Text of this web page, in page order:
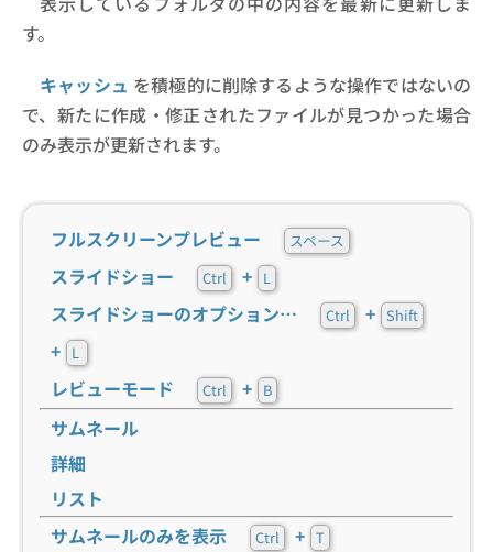
フルスクリーンプレビュー スペース
スライドショー Ctrl + L
スライドショーのオプション… Ctrl + Shift
+ L
レビューモード Ctrl + B
サムネール
詳細
リスト
サムネールのみを表示
Ctrl + T
す。
キャッシュ を積極的に削除するような操作ではないの
で、新たに作成・修正されたファイルが見つかった場合
のみ表示が更新されます。